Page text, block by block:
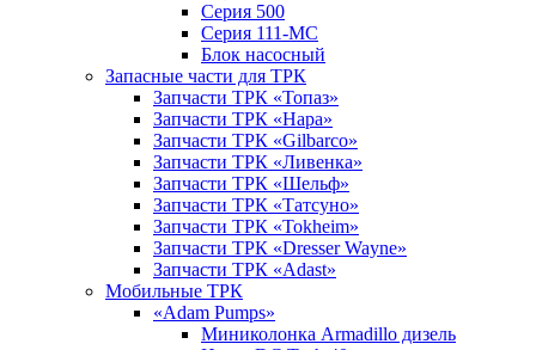
Серия 500
Серия 111-МС
Блок насосный
Запасные части для ТРК
Запчасти ТРК «Топаз»
Запчасти ТРК «Нара»
Запчасти ТРК «Gilbarco»
Запчасти ТРК «Ливенка»
Запчасти ТРК «Шельф»
Запчасти ТРК «Татсуно»
Запчасти ТРК «Tokheim»
Запчасти ТРК «Dresser Wayne»
Запчасти ТРК «Adast»
Мобильные ТРК
«Adam Pumps»
Миниколонка Armadillo дизель